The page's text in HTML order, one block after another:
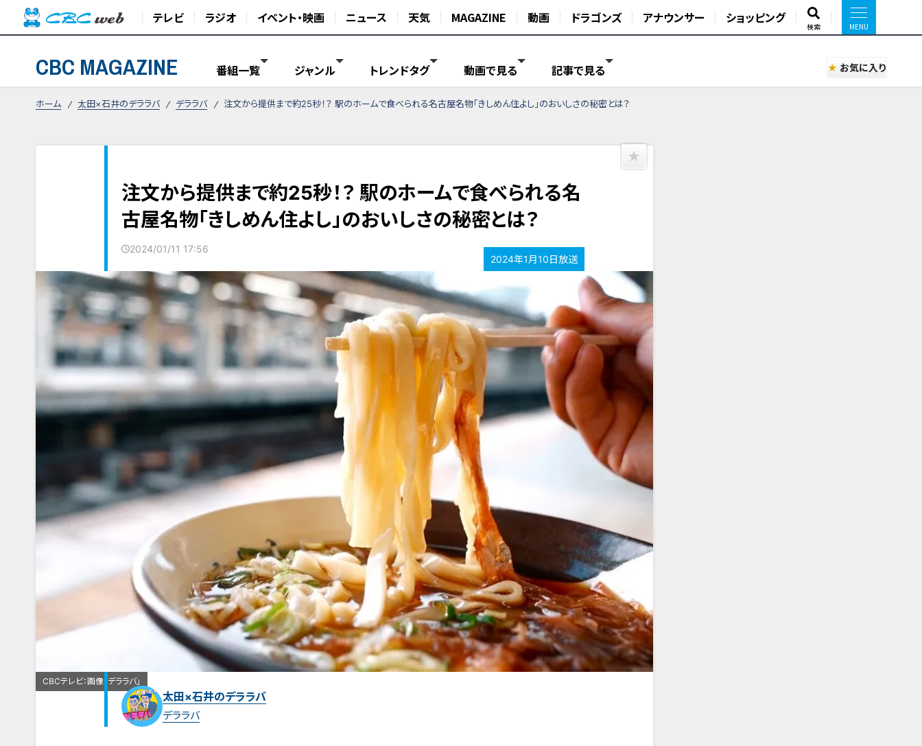
テレビ ラジオ イベント・映画 ニュース 天気 MAGAZINE 動画 ドラゴンズ アナウンサー ショッピング
検索
CBC MAGAZINE 番組一覧 ジャンル トレンドタグ 動画で見る 記事で見る お気に入り
ホーム 太田×石井のデララバ デララバ 注文から提供まで約25秒！？ 駅のホームで食べられる名古屋名物「きしめん住よし」のおいしさの秘密とは？
注文から提供まで約25秒！？ 駅のホームで食べられる名
古屋名物「きしめん住よし」のおいしさの秘密とは？
2024/01/11 17:56
2024年1月10日放送
CBCテレビ：画像「デララバ」
太田×石井のデララバ
デララバ